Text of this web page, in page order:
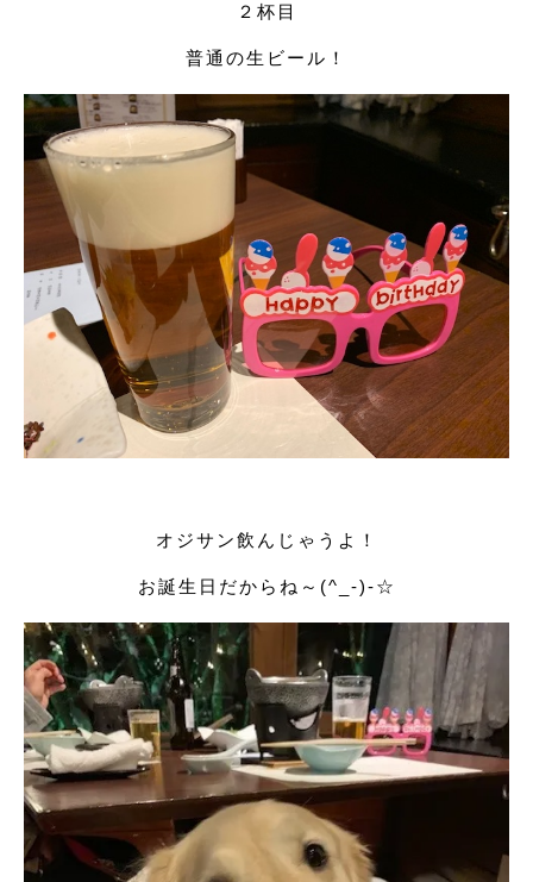
２杯目
普通の生ビール！
オジサン飲んじゃうよ！
お誕生日だからね～(^_-)-☆